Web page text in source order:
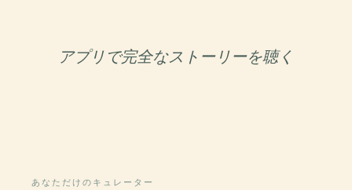
アプリで完全なストーリーを聴く
あなただけのキュレーター